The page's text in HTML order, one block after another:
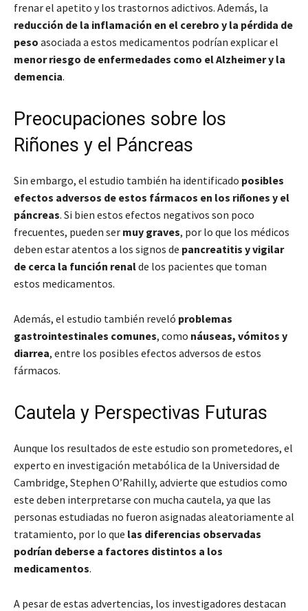
frenar el apetito y los trastornos adictivos. Además, la
reducción de la inflamación en el cerebro y la pérdida de
peso asociada a estos medicamentos podrían explicar el
menor riesgo de enfermedades como el Alzheimer y la
demencia.
Preocupaciones sobre los
Riñones y el Páncreas
Sin embargo, el estudio también ha identificado posibles
efectos adversos de estos fármacos en los riñones y el
páncreas. Si bien estos efectos negativos son poco
frecuentes, pueden ser muy graves, por lo que los médicos
deben estar atentos a los signos de pancreatitis y vigilar
de cerca la función renalde los pacientes que toman
estos medicamentos.
Además, el estudio también reveló problemas
gastrointestinales comunes, como náuseas, vómitos y
diarrea, entre los posibles efectos adversos de estos
fármacos.
Cautela y Perspectivas Futuras
Aunque los resultados de este estudio son prometedores, el
experto en investigación metabólica de la Universidad de
Cambridge, Stephen O’Rahilly, advierte que estudios como
este deben interpretarse con mucha cautela, ya que las
personas estudiadas no fueron asignadas aleatoriamente al
tratamiento, por lo que las diferencias observadas
podrían deberse a factores distintos a los
medicamentos.
A pesar de estas advertencias, los investigadores destacan